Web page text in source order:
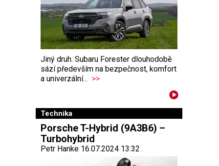
Jiný druh. Subaru Forester dlouhodobě
sází především na bezpečnost, komfort
a univerzální... >>
Technika
Porsche T-Hybrid (9A3B6) –
Turbohybrid
Petr Hanke 16.07.2024 13:32